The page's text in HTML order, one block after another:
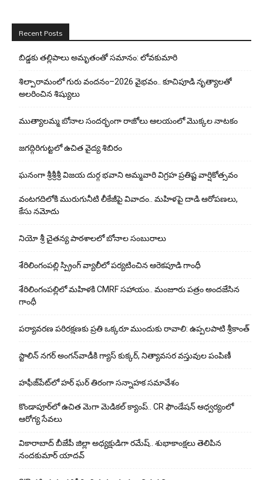
Recent Posts
బిడ్డ‌కు త‌ల్లిపాలు అమృతంతో స‌మానం: లోవ‌కుమారి
శిల్పారామంలో గురు వందనం–2026 వైభవం.. కూచిపూడి నృత్యాలతో
అలరించిన శిష్యులు
ముత్యాలమ్మ బోనాల సందర్భంగా రాజోలు ఆలయంలో మొక్కల నాటకం
జగద్గిరిగుట్టలో ఉచిత వైద్య శిబిరం
ఘనంగా శ్రీశ్రీశ్రీ విజయ దుర్గ భవాని అమ్మవారి విగ్రహ ప్రతిష్ట వార్షికోత్సవం
వంటగదిలోకి మురుగునీటి లీకేజీపై వివాదం.. మహిళపై దాడి ఆరోపణలు,
కేసు నమోదు
నియో శ్రీ చైతన్య పాఠశాలలో బోనాల సంబురాలు
శేరిలింగంపల్లి స్ప్రింగ్ వ్యాలీలో పర్యటించిన ఆరెకపూడి గాంధీ
శేరిలింగంపల్లిలో మ‌హిళ‌కి CMRF స‌హాయం.. మంజూరు పత్రం అందజేసిన
గాంధీ
పర్యావరణ పరిరక్షణకు ప్రతి ఒక్కరూ ముందుకు రావాలి: ఉప్పలపాటి శ్రీకాంత్
స్టాలిన్ నగర్ అంగన్‌వాడీకి గ్యాస్ కుక్కర్, నిత్యావసర వస్తువుల పంపిణీ
హఫీజ్‌పేట్‌లో హర్ ఘర్ తిరంగా సన్నాహక సమావేశం
కొండాపూర్‌లో ఉచిత మెగా మెడికల్ క్యాంప్.. CR ఫౌండేషన్ ఆధ్వర్యంలో
ఆరోగ్య సేవలు
వికారాబాద్ బీజేపీ జిల్లా అధ్యక్షుడిగా రమేష్‌.. శుభాకాంక్షలు తెలిపిన
నందకుమార్ యాదవ్